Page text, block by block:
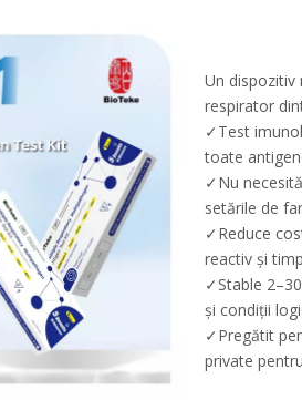
Un dispozitiv
respirator
✓Test
toate
✓Nu
setările de
✓Reduce
reactiv și
✓Stable
și condiții
✓Pregătit
private